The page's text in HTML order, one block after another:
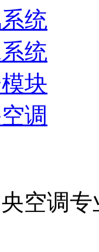
统
统
块
调
空调专